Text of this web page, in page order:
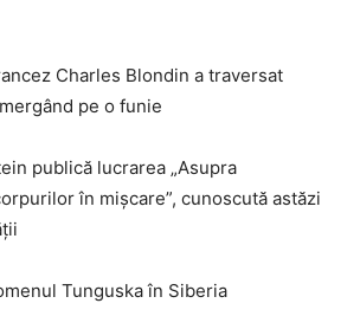
Charles Blondin a traversat
pe o funie
publică lucrarea „Asupra
în mișcare”, cunoscută astăzi
Tunguska în Siberia